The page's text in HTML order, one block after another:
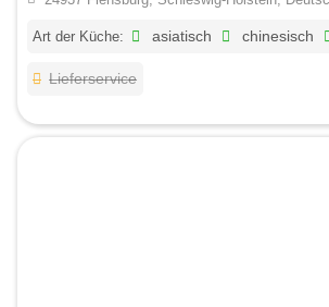
Art der Küche: asiatisch chinesisch
Lieferservice